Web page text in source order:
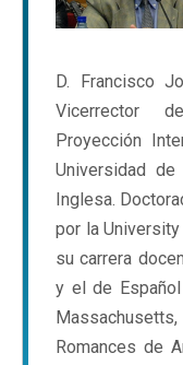
D. Francisco
Vicerrector
Proyección
Universidad
Inglesa.
por la
su carrera
y el de
Romances de